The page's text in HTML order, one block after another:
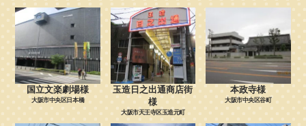
国立文楽劇場様
大阪市中央区日本橋
玉造日之出通商店街
様
大阪市天王寺区玉造元町
本政寺様
大阪市中央区谷町